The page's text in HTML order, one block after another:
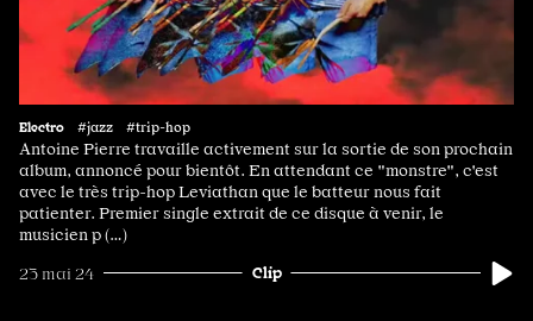
Electro #jazz #trip-hop
Antoine Pierre travaille activement sur la sortie de son prochain
album, annoncé pour bientôt. En attendant ce "monstre", c'est
avec le très trip-hop Leviathan que le batteur nous fait
patienter. Premier single extrait de ce disque à venir, le
musicien p (…)
23 mai 24 Clip